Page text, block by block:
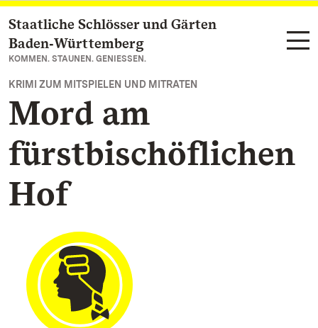
Zum Hauptinhalt springen
Staatliche Schlösser und Gärten
Baden‑Württemberg
KOMMEN. STAUNEN. GENIESSEN.
KRIMI ZUM MITSPIELEN UND MITRATEN
Mord am
fürstbischöflichen
Hof